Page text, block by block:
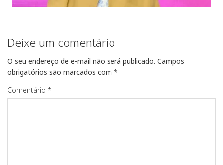
Deixe um comentário
O seu endereço de e-mail não será publicado. Campos
obrigatórios são marcados com *
Comentário *